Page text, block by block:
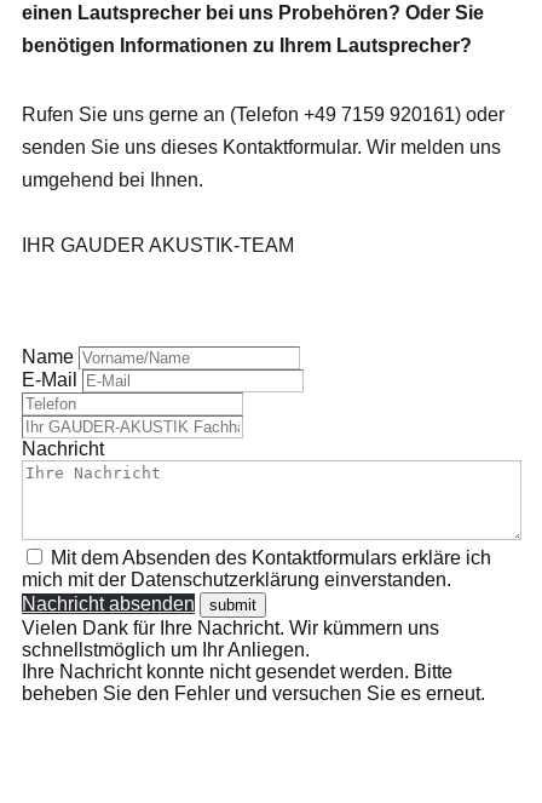
einen Lautsprecher bei uns Probehören? Oder Sie
benötigen Informationen zu Ihrem Lautsprecher?
Rufen Sie uns gerne an (Telefon +49 7159 920161) oder
senden Sie uns dieses Kontaktformular. Wir melden uns
umgehend bei Ihnen.
IHR GAUDER AKUSTIK-TEAM
Name
E-Mail
Nachricht
Mit dem Absenden des Kontaktformulars erkläre ich
mich mit der Datenschutzerklärung einverstanden.
Nachricht absenden
Vielen Dank für Ihre Nachricht. Wir kümmern uns
schnellstmöglich um Ihr Anliegen.
Ihre Nachricht konnte nicht gesendet werden. Bitte
beheben Sie den Fehler und versuchen Sie es erneut.